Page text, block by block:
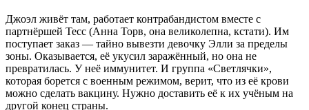
Джоэл живёт там, работает контрабандистом вместе с
партнёршей Тесс (Анна Торв, она великолепна, кстати). Им
поступает заказ — тайно вывезти девочку Элли за пределы
зоны. Оказывается, её укусил заражённый, но она не
превратилась. У неё иммунитет. И группа «Светлячки»,
которая борется с военным режимом, верит, что из её крови
можно сделать вакцину. Нужно доставить её к их учёным на
другой конец страны.